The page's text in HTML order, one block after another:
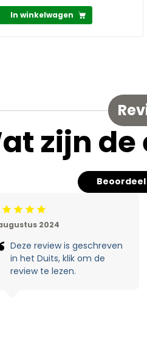
In winkelwagen
zijn
5/5
2024
Deze review is geschreven
in het Duits, klik om de
review te lezen.